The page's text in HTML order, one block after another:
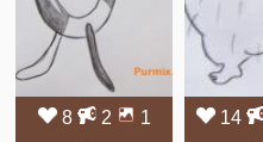
8 2
1
14